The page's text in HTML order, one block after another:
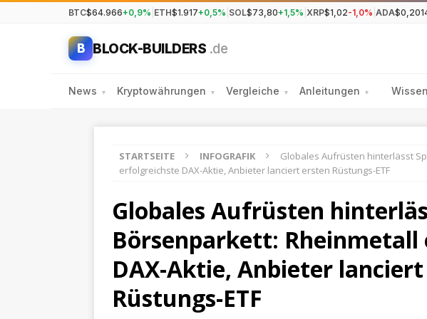
BTC$64.966+0,9% ETH$1.917+0,5% SOL$73,80+1,5% XRP$1,02-1,0% ADA
B BLOCK-BUILDERS .de
News ▾ Kryptowährungen ▾ Vergleiche ▾ Anleitungen ▾ Wissen
STARTSEITE INFOGRAFIK
Globales Aufrüsten hinterlässt
erfolgreichste DAX-Aktie, Anbieter lanciert ersten Rüstungs-ETF
Globales Aufrüsten
Börsenparkett:
DAX-Aktie, Anbieter
Rüstungs-ETF